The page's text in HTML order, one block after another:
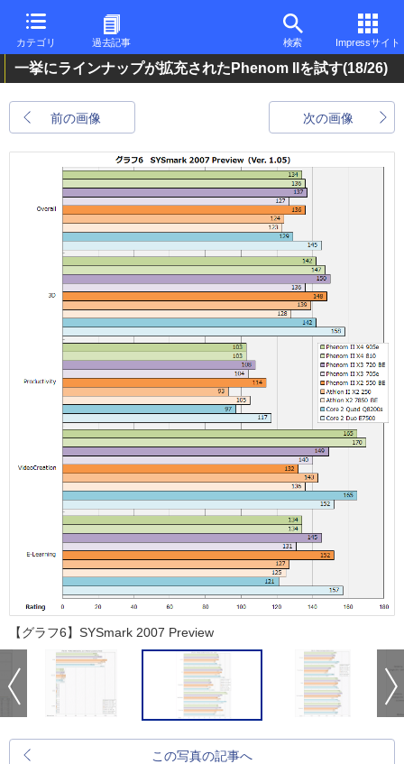
カテゴリ 過去記事 検索 Impressサイト
一挙にラインナップが拡充されたPhenom IIを試す(18/26)
前の画像 次の画像
【グラフ6】SYSmark 2007 Preview
この写真の記事へ